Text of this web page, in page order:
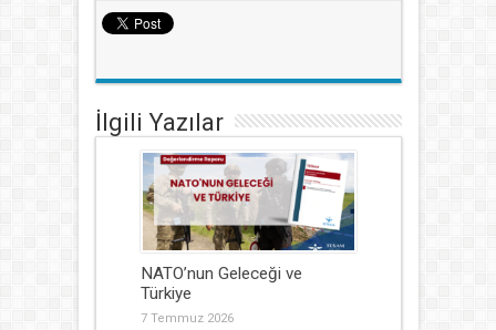
İlgili Yazılar
NATO’nun Geleceği ve
Türkiye
7 Temmuz 2026